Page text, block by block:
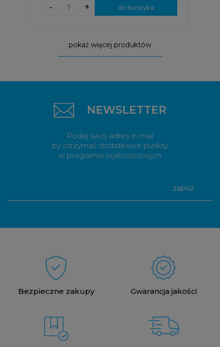
+
- do koszyka
pokaż więcej produktów
NEWSLETTER
Podaj swój adres e-mail
by otrzymać dodatkowe punkty
w programie lojalnościowym
zapisz
Bezpieczne zakupy Gwarancja jakości